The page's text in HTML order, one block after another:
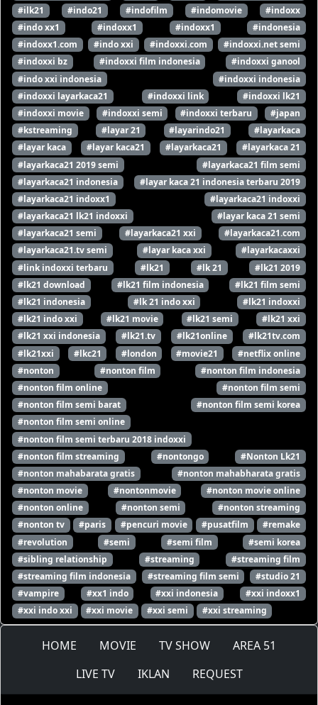
#ilk21
#indo21 #indofilm #indomovie
#indoxx
#indo xx1
#indoxx1 #indoxx1
#indonesia
#indoxx1.com
#indo xxi #indoxxi.com
#indoxxi.net semi
#indoxxi bz
#indoxxi film indonesia
#indoxxi ganool
#indo xxi indonesia
#indoxxi indonesia
#indoxxi layarkaca21
#indoxxi link
#indoxxi lk21
#indoxxi movie
#indoxxi semi #indoxxi terbaru
#japan
#kstreaming
#layar 21 #layarindo21
#layarkaca
#layar kaca
#layar kaca21 #layarkaca21
#layarkaca 21
#layarkaca21 2019 semi
#layarkaca21 film semi
#layarkaca21 indonesia
#layar kaca 21 indonesia terbaru 2019
#layarkaca21 indoxx1
#layarkaca21 indoxxi
#layarkaca21 lk21 indoxxi
#layar kaca 21 semi
#layarkaca21 semi
#layarkaca21 xxi
#layarkaca21.com
#layarkaca21.tv semi
#layar kaca xxi
#layarkacaxxi
#link indoxxi terbaru
#lk21 #lk 21
#lk21 2019
#lk21 download
#lk21 film indonesia
#lk21 film semi
#lk21 indonesia
#lk 21 indo xxi
#lk21 indoxxi
#lk21 indo xxi
#lk21 movie #lk21 semi
#lk21 xxi
#lk21 xxi indonesia
#lk21.tv #lk21online
#lk21tv.com
#lk21xxi
#lkc21 #london #movie21
#netflix online
#nonton
#nonton film
#nonton film indonesia
#nonton film online
#nonton film semi
#nonton film semi barat
#nonton film semi korea
#nonton film semi online
#nonton film semi terbaru 2018 indoxxi
#nonton film streaming
#nontongo
#Nonton Lk21
#nonton mahabarata gratis
#nonton mahabharata gratis
#nonton movie
#nontonmovie
#nonton movie online
#nonton online
#nonton semi
#nonton streaming
#nonton tv
#paris #pencuri movie #pusatfilm
#remake
#revolution
#semi #semi film
#semi korea
#sibling relationship
#streaming
#streaming film
#streaming film indonesia
#streaming film semi
#studio 21
#vampire
#xx1 indo #xxi indonesia
#xxi indoxx1
#xxi indo xxi
#xxi movie #xxi semi #xxi streaming
HOME MOVIE TV SHOW
AREA 51
LIVE TV
IKLAN REQUEST